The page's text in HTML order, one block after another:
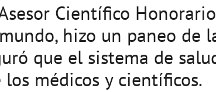
Científico Honorario
hizo un paneo de
que el sistema de
médicos y científicos.